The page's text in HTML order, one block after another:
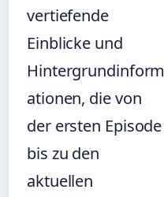
vertiefende
Einblicke und
Hintergrundinform
ationen, die von
der ersten Episode
bis zu den
aktuellen